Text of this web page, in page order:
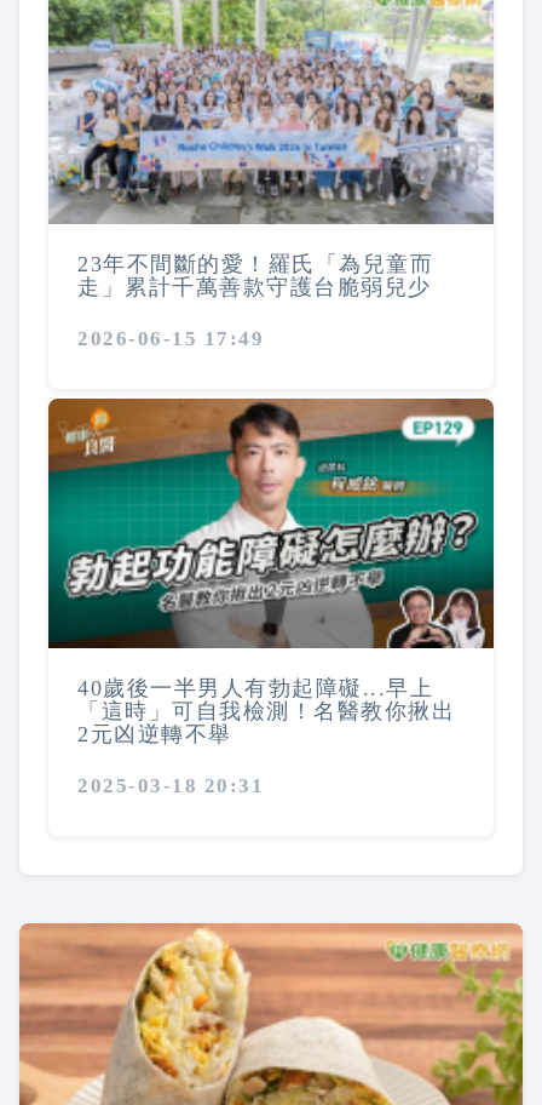
23年不間斷的愛！羅氏「為兒童而
走」累計千萬善款守護台脆弱兒少
2026-06-15 17:49
40歲後一半男人有勃起障礙...早上
「這時」可自我檢測！名醫教你揪出
2元凶逆轉不舉
2025-03-18 20:31